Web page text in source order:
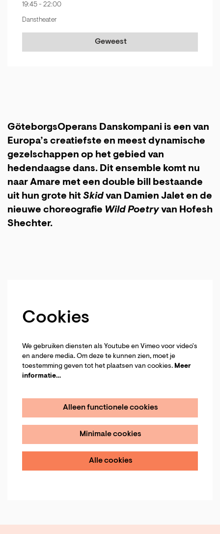
19:45 - 22:00
Danstheater
Geweest
GöteborgsOperans Danskompani is een van
Europa’s creatiefste en meest dynamische
gezelschappen op het gebied van
hedendaagse dans. Dit ensemble komt nu
naar Amare met een double bill bestaande
uit hun grote hit Skid van Damien Jalet en de
nieuwe choreografie Wild Poetry van Hofesh
Shechter.
Cookies
We gebruiken diensten als Youtube en Vimeo voor video's
en andere media. Om deze te kunnen zien, moet je
toestemming geven tot het plaatsen van cookies. Meer
informatie…
Alleen functionele cookies
Minimale cookies
Alle cookies